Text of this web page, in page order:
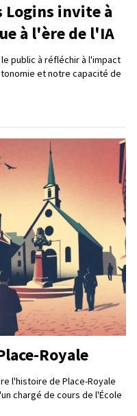
Logins invite à
à l'ère de l'IA
public à réfléchir à l'impact
et notre capacité de
Royale
l'histoire de Place-Royale
chargé de cours de l'École